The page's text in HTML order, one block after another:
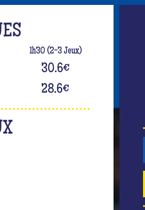
1h30 (2-3 Jeux)
30.6€
28.6€